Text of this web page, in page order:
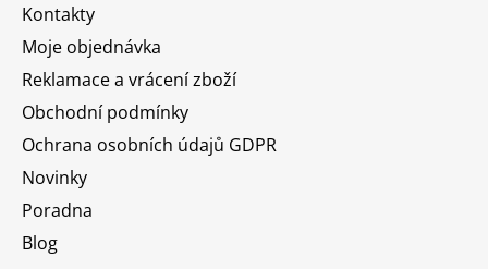
Kontakty
Moje objednávka
Reklamace a vrácení zboží
Obchodní podmínky
Ochrana osobních údajů GDPR
Novinky
Poradna
Blog